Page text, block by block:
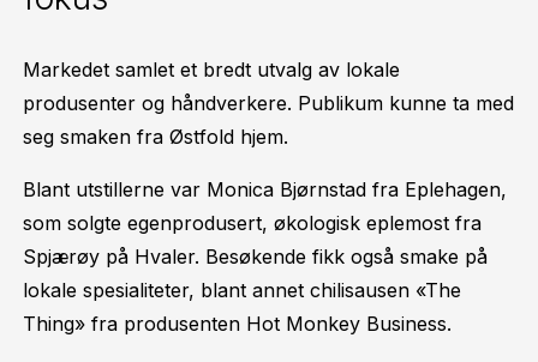
Markedet samlet et bredt utvalg av lokale
produsenter og håndverkere. Publikum kunne ta med
seg smaken fra Østfold hjem.
Blant utstillerne var Monica Bjørnstad fra Eplehagen,
som solgte egenprodusert, økologisk eplemost fra
Spjærøy på Hvaler. Besøkende fikk også smake på
lokale spesialiteter, blant annet chilisausen «The
Thing» fra produsenten Hot Monkey Business.